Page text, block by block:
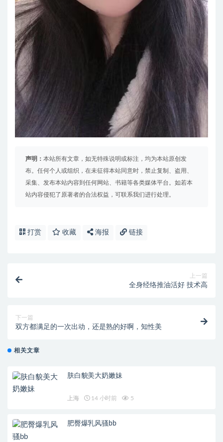
声明： 本站所有文章，如无特殊说明或标注，均为本站原创发
布。任何个人或组织，在未征得本站同意时，禁止复制、盗用、
采集、发布本站内容到任何网站、书籍等各类媒体平台。如若本
站内容侵犯了原著者的合法权益，可联系我们进行处理。
打赏 收藏 海报 链接
上一篇
全身经络推油活好 技术高
下一篇
双方都满足的一次出动，还是熟的好啊，知性美
相关文章
肤白貌美大奶嫩妹
上海 14 小时前 5
肥臀爆乳风骚bb